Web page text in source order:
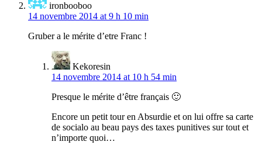
ironbooboo
14 novembre 2014 at 9 h 10 min
Gruber a le mérite d’etre Franc !
Kekoresin
14 novembre 2014 at 10 h 54 min
Presque le mérite d’être français 🙂
Encore un petit tour en Absurdie et on lui offre sa carte
de socialo au beau pays des taxes punitives sur tout et
n’importe quoi…